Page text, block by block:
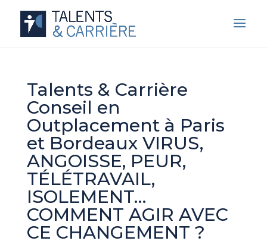
Talents & Carrière
Conseil en
Outplacement à Paris
et Bordeaux VIRUS,
ANGOISSE, PEUR,
TÉLÉTRAVAIL,
ISOLEMENT…
COMMENT AGIR AVEC
CE CHANGEMENT ?